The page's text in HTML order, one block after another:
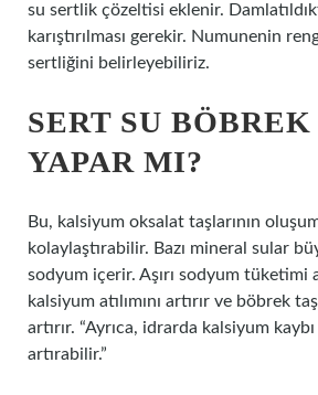
su sertlik çözeltisi eklenir.
karıştırılması gerekir. Numunenin
sertliğini belirleyebiliriz.
SERT SU
YAPAR MI?
Bu, kalsiyum oksalat taşlarının
kolaylaştırabilir. Bazı mineral sular
sodyum içerir. Aşırı sodyum tüketimi
kalsiyum atılımını artırır ve böbrek
artırır. “Ayrıca, idrarda kalsiyum
artırabilir.”